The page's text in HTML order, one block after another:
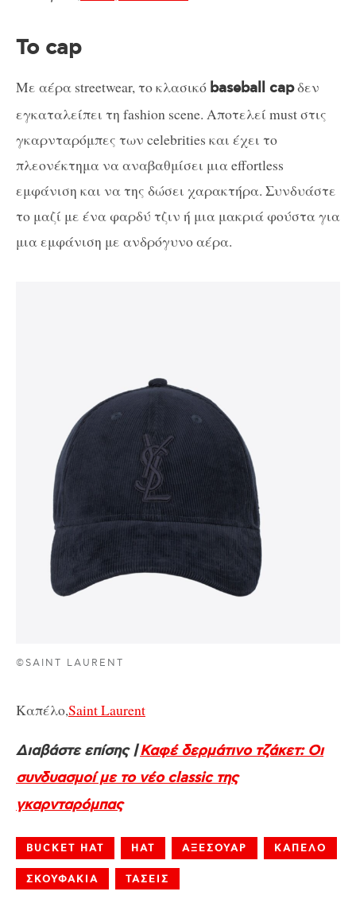
Το cap
Με αέρα streetwear, το κλασικό baseball capδεν
εγκαταλείπει τη fashion scene. Aποτελεί must στις
γκαρνταρόμπες των celebrities και έχει το
πλεονέκτημα να αναβαθμίσει μια effortless
εμφάνιση και να της δώσει χαρακτήρα. Συνδυάστε
το μαζί με ένα φαρδύ τζιν ή μια μακριά φούστα για
μια εμφάνιση με ανδρόγυνο αέρα.
©SAINT LAURENT
Καπέλο,Saint Laurent
Διαβάστε επίσης |Καφέ δερμάτινο τζάκετ: Οι
συνδυασμοί με το νέο classic της
γκαρνταρόμπας
BUCKET HAT HAT ΑΞΕΣΟΥΑΡ ΚΑΠΕΛΟ
ΣΚΟΥΦΑΚΙΑ ΤΑΣΕΙΣ